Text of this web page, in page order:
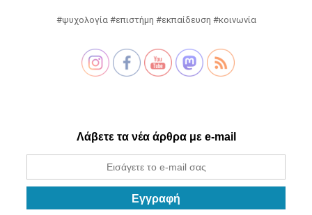
#ψυχολογία #επιστήμη #εκπαίδευση #κοινωνία
Λάβετε τα νέα άρθρα με e-mail